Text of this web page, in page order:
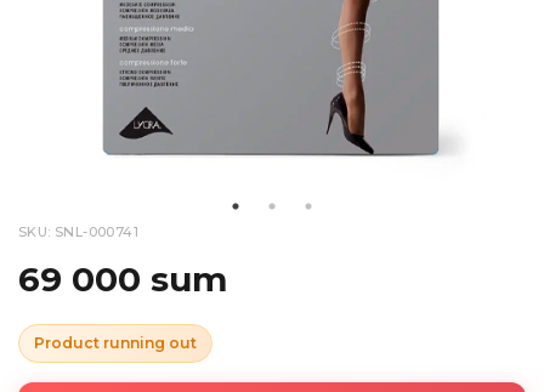
SKU: SNL-000741
69 000 sum
Product running out